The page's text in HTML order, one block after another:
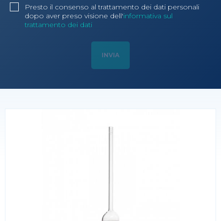
Presto il consenso al trattamento dei dati personali
dopo aver preso visione dell'informativa sul
trattamento dei dati